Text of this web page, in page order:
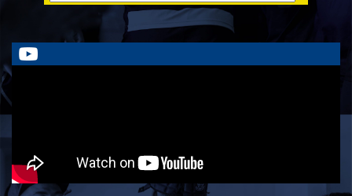
STAFF blog
ラストイヤーにかける想い-岡本光樹-
2026/07/28
STAFF blog
2026/07/25
STAFF blog